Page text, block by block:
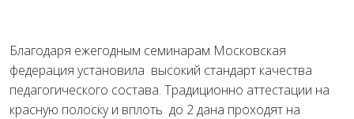
Благодаря ежегодным семинарам Московская
федерация установила высокий стандарт качества
педагогического состава. Традиционно аттестации на
красную полоску и вплоть до 2 дана проходят на